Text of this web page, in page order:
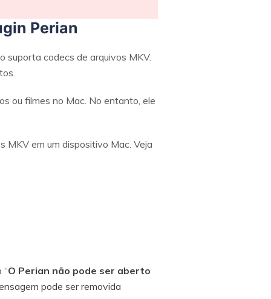
Perian
suporta codecs de arquivos MKV.
ou filmes no Mac. No entanto, ele
MKV em um dispositivo Mac. Veja
“O Perian não pode ser aberto
pode ser removida